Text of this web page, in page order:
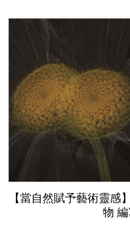
【當自然賦予藝術靈
物